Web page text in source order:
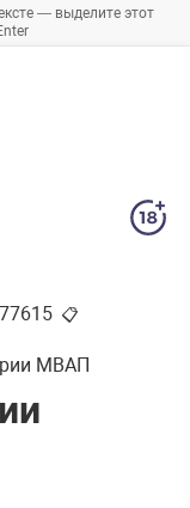
— выделите этот
📋
МВАП